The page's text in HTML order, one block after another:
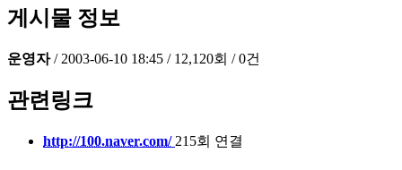
게시물 정보
운영자 / 2003-06-10 18:45 / 12,120회 / 0건
관련링크
http://100.naver.com/ 215회 연결